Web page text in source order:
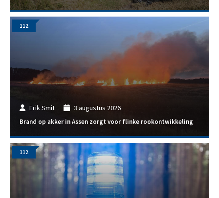
Erik Smit 3 augustus 2026
Brand op akker in Assen zorgt voor flinke rookontwikkeling
112
112